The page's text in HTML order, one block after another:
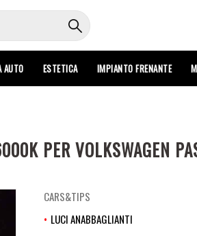
AUTO ESTETICA IMPIANTO FRENANTE
PER VOLKSWAGEN
CARS&TIPS
LUCI ANABBAGLIANTI